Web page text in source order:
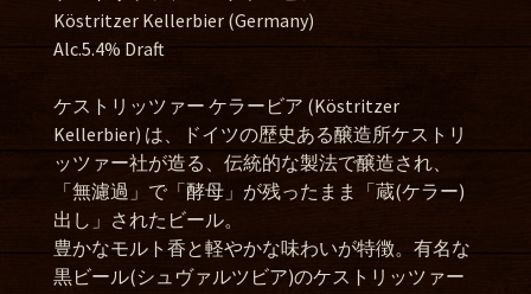
Köstritzer Kellerbier (Germany)
Alc.5.4% Draft
ケストリッツァー ケラービア (Köstritzer
Kellerbier) は、ドイツの歴史ある醸造所ケストリ
ッツァー社が造る、伝統的な製法で醸造され、
「無濾過」で「酵母」が残ったまま「蔵(ケラー)
出し」されたビール。
豊かなモルト香と軽やかな味わいが特徴。有名な
黒ビール(シュヴァルツビア)のケストリッツァー